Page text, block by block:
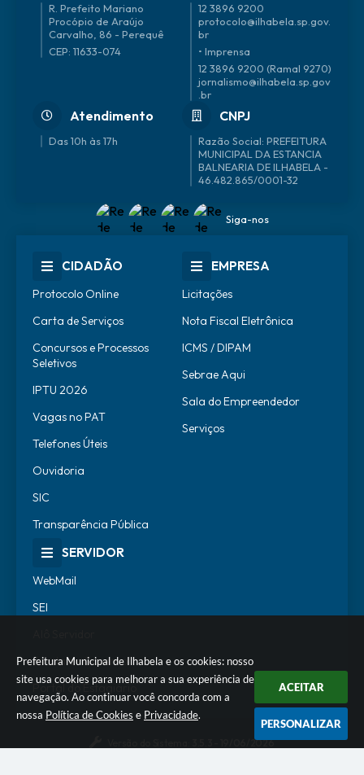
Prefeitura Municipal de Ilhabela e os cookies: nosso
site usa cookies para melhorar a sua experiência de
navegação. Ao continuar você concorda com a
nossa Política de Cookies e Privacidade.
ACEITAR
PERSONALIZAR
R. Prefeito Mariano
Procópio de Araújo
Carvalho, 86 - Perequê
CEP: 11633-074
12 3896 9200
protocolo@ilhabela.sp.gov.
br
• Imprensa
12 3896 9200 (Ramal 9270)
jornalismo@ilhabela.sp.gov
.br
Atendimento
Das 10h às 17h
CNPJ
46.482.865/0001-32
Siga-nos
CIDADÃO
Protocolo Online
Carta de Serviços
Concursos e Processos
Seletivos
IPTU 2026
Vagas no PAT
Telefones Úteis
Ouvidoria
SIC
Transparência Pública
EMPRESA
Licitações
Nota Fiscal Eletrônica
ICMS / DIPAM
Sebrae Aqui
Sala do Empreendedor
Serviços
SERVIDOR
WebMail
SEI
Escola de Governo
Portal do Estagiário
3.5.3 - 19/06/2026